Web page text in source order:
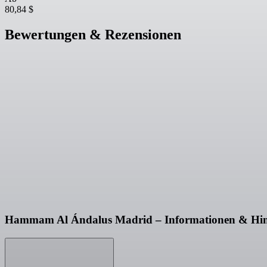
80,84 $
Bewertungen & Rezensionen
Hammam Al Ándalus Madrid – Informationen &